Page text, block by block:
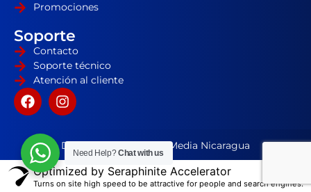
Promociones
Soporte
Contacto
Soporte técnico
Atención al cliente
Desarrollador por HD Media Nicaragua
Need Help?Chat with us
Optimized by Seraphinite Accelerator
Turns on site high speed to be attractive for people and search engines.